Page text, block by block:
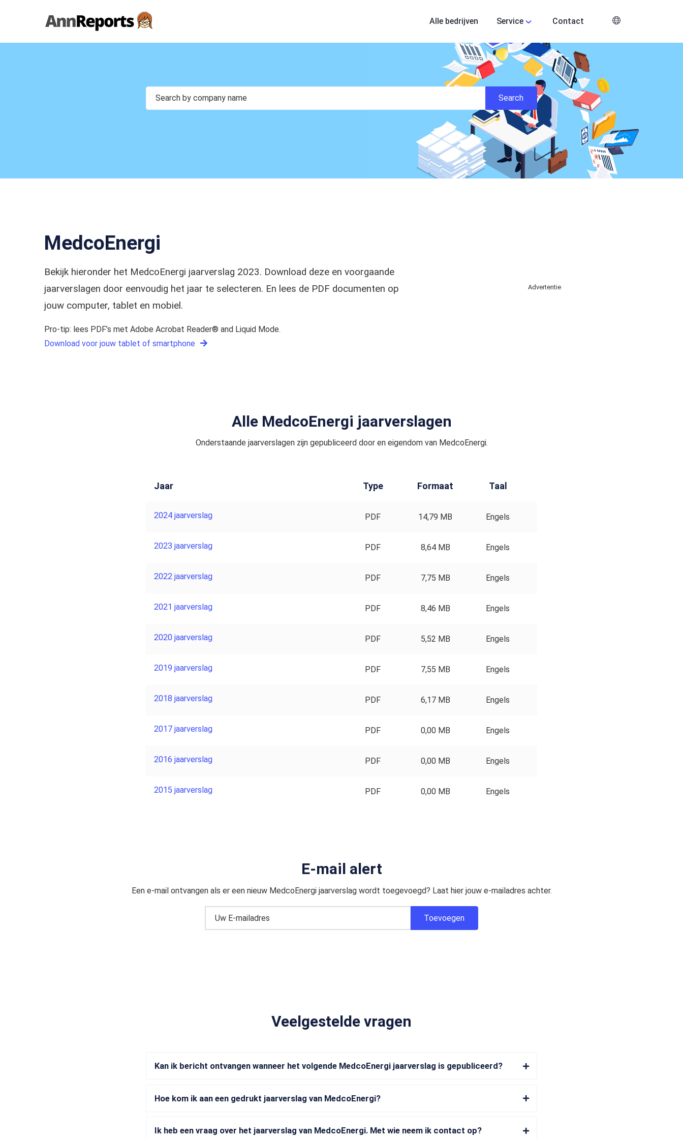
Alle bedrijven Service Contact
MedcoEnergi
Bekijk hieronder het MedcoEnergi jaarverslag 2023. Download deze en voorgaande
jaarverslagen door eenvoudig het jaar te selecteren. En lees de PDF documenten op
jouw computer, tablet en mobiel.
Pro-tip: lees PDF’s met Adobe Acrobat Reader® and Liquid Mode.
Download voor jouw tablet of smartphone
Advertentie
Alle MedcoEnergi jaarverslagen
Onderstaande jaarverslagen zijn gepubliceerd door en eigendom van MedcoEnergi.
Jaar Type Formaat Taal
2024 jaarverslag PDF 14,79 MB Engels
2023 jaarverslag PDF 8,64 MB Engels
2022 jaarverslag PDF 7,75 MB Engels
2021 jaarverslag PDF 8,46 MB Engels
2020 jaarverslag PDF 5,52 MB Engels
2019 jaarverslag PDF 7,55 MB Engels
2018 jaarverslag PDF 6,17 MB Engels
2017 jaarverslag PDF 0,00 MB Engels
2016 jaarverslag PDF 0,00 MB Engels
2015 jaarverslag PDF 0,00 MB Engels
E-mail alert
Een e-mail ontvangen als er een nieuw MedcoEnergi jaarverslag wordt toegevoegd? Laat hier jouw e-mailadres achter.
Veelgestelde vragen
Kan ik bericht ontvangen wanneer het volgende MedcoEnergi jaarverslag is gepubliceerd?
Hoe kom ik aan een gedrukt jaarverslag van MedcoEnergi?
Ik heb een vraag over het jaarverslag van MedcoEnergi. Met wie neem ik contact op?